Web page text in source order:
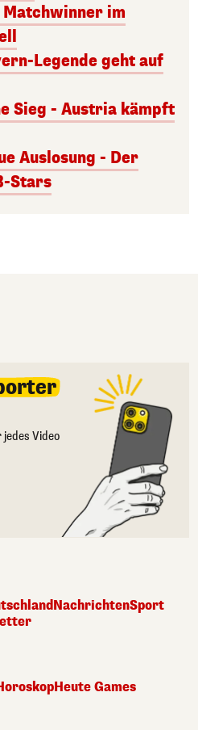
im
Legende geht auf
Sieg - Austria kämpft
Auslosung - Der
Stars
jedes Video
NachrichtenSport
Heute Games